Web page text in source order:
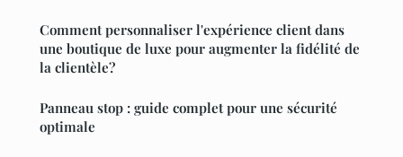
Comment personnaliser l'expérience client dans
une boutique de luxe pour augmenter la fidélité de
la clientèle?
Panneau stop : guide complet pour une sécurité
optimale